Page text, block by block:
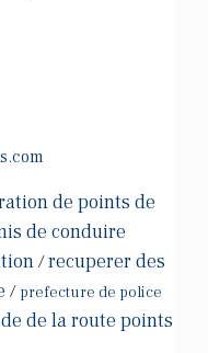
de points de
de conduire
/recuperer des
/ prefecture de police
de la route points